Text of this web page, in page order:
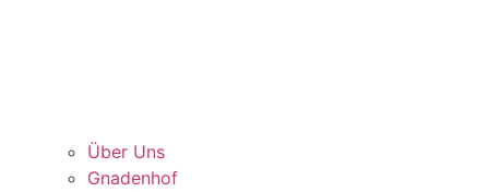
Über Uns
Gnadenhof